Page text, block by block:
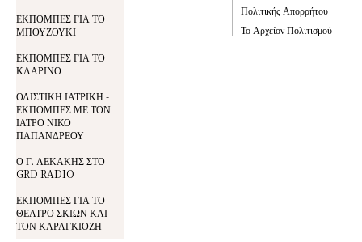
ΕΚΠΟΜΠΕΣ ΓΙΑ ΤΟ
ΜΠΟΥΖΟΥΚΙ
ΕΚΠΟΜΠΕΣ ΓΙΑ ΤΟ
ΚΛΑΡΙΝΟ
ΟΛΙΣΤΙΚΗ ΙΑΤΡΙΚΗ -
ΕΚΠΟΜΠΕΣ ΜΕ ΤΟΝ
ΙΑΤΡΟ ΝΙΚΟ
ΠΑΠΑΝΔΡΕΟΥ
Ο Γ. ΛΕΚΑΚΗΣ ΣΤΟ
GRD RADIO
ΕΚΠΟΜΠΕΣ ΓΙΑ ΤΟ
ΘΕΑΤΡΟ ΣΚΙΩΝ ΚΑΙ
ΤΟΝ ΚΑΡΑΓΚΙΟΖΗ
Πολιτικής Απορρήτου
Το Αρχείον Πολιτισμού